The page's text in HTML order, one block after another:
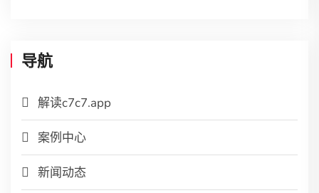
导航
解读c7c7.app
案例中心
新闻动态